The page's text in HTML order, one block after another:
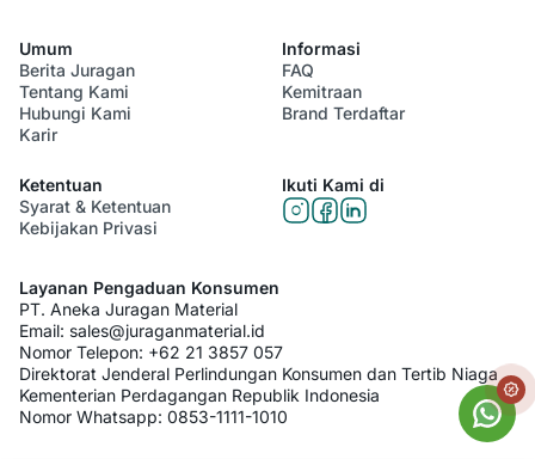
Umum
Berita Juragan
Tentang Kami
Hubungi Kami
Karir
Informasi
FAQ
Kemitraan
Brand Terdaftar
Ketentuan
Syarat & Ketentuan
Kebijakan Privasi
Ikuti Kami di
Layanan Pengaduan Konsumen
PT. Aneka Juragan Material
Email: sales@juraganmaterial.id
Nomor Telepon: +62 21 3857 057
Direktorat Jenderal Perlindungan Konsumen dan Tertib Niaga
Kementerian Perdagangan Republik Indonesia
Nomor Whatsapp: 0853-1111-1010